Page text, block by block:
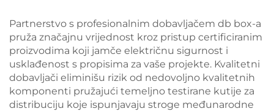
Partnerstvo s profesionalnim dobavljačem db box-a
pruža značajnu vrijednost kroz pristup certificiranim
proizvodima koji jamče električnu sigurnost i
usklađenost s propisima za vaše projekte. Kvalitetni
dobavljači eliminišu rizik od nedovoljno kvalitetnih
komponenti pružajući temeljno testirane kutije za
distribuciju koje ispunjavaju stroge međunarodne